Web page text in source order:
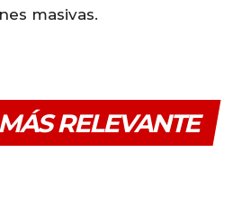
masivas.
RELEVANTE